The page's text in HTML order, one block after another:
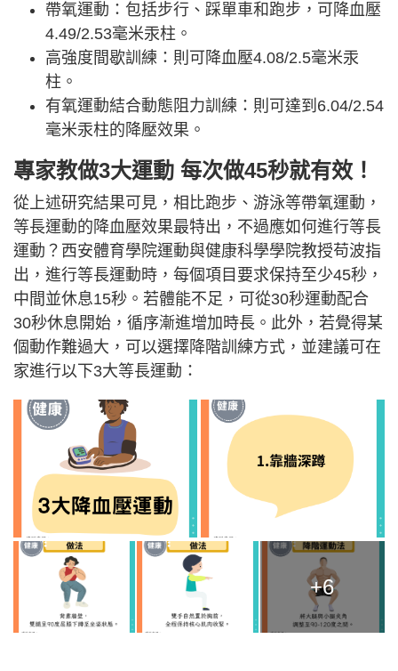
帶氧運動：包括步行、踩單車和跑步，可降血壓
4.49/2.53毫米汞柱。
高強度間歇訓練：則可降血壓4.08/2.5毫米汞
柱。
有氧運動結合動態阻力訓練：則可達到6.04/2.54
毫米汞柱的降壓效果。
專家教做3大運動 每次做45秒就有效！
從上述研究結果可見，相比跑步、游泳等帶氧運動，
等長運動的降血壓效果最特出，不過應如何進行等長
運動？西安體育學院運動與健康科學學院教授苟波指
出，進行等長運動時，每個項目要求保持至少45秒，
中間並休息15秒。若體能不足，可從30秒運動配合
30秒休息開始，循序漸進增加時長。此外，若覺得某
個動作難過大，可以選擇降階訓練方式，並建議可在
家進行以下3大等長運動：
+6